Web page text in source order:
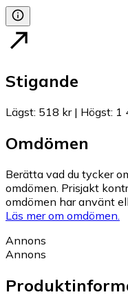
Stigande
Lägst: 518 kr| Högst: 1
Omdömen
Berätta vad du tycker
omdömen. Prisjakt
omdömen har använt
Läs mer om omdömen.
Annons
Annons